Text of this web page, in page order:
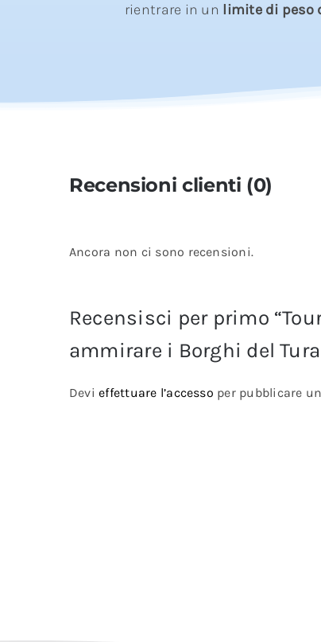
rientrare in un limite di peso
Recensioni clienti (0)
Ancora non ci sono recensioni.
Recensisci per primo
ammirare i Borghi del
Devieffettuare l’accesso per pubblicare